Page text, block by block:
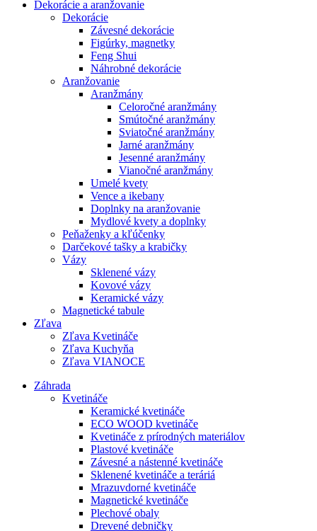
Dekorácie a aranžovanie
Dekorácie
Závesné dekorácie
Figúrky, magnetky
Feng Shui
Náhrobné dekorácie
Aranžovanie
Aranžmány
Celoročné aranžmány
Smútočné aranžmány
Sviatočné aranžmány
Jarné aranžmány
Jesenné aranžmány
Vianočné aranžmány
Umelé kvety
Vence a ikebany
Doplnky na aranžovanie
Mydlové kvety a doplnky
Peňaženky a kľúčenky
Darčekové tašky a krabičky
Vázy
Sklenené vázy
Kovové vázy
Keramické vázy
Magnetické tabule
Zľava
Zľava Kvetináče
Zľava Kuchyňa
Zľava VIANOCE
Záhrada
Kvetináče
Keramické kvetináče
ECO WOOD kvetináče
Kvetináče z prírodných materiálov
Plastové kvetináče
Závesné a nástenné kvetináče
Sklenené kvetináče a teráriá
Mrazuvdorné kvetináče
Magnetické kvetináče
Plechové obaly
Drevené debničky